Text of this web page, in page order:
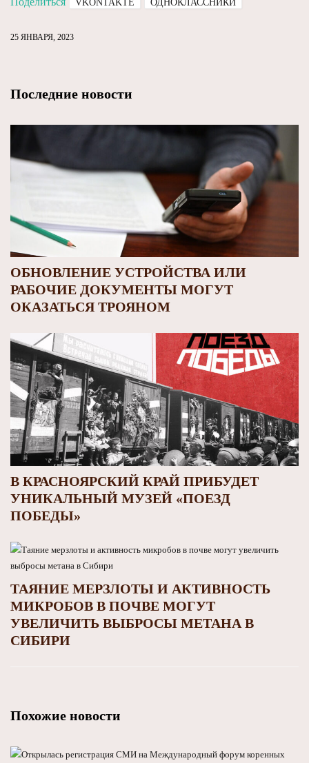
VKONTAKTE ОДНОКЛАССНИКИ
25 ЯНВАРЯ, 2023
Последние новости
ОБНОВЛЕНИЕ УСТРОЙСТВА ИЛИ
РАБОЧИЕ ДОКУМЕНТЫ МОГУТ
ОКАЗАТЬСЯ ТРОЯНОМ
В КРАСНОЯРСКИЙ КРАЙ ПРИБУДЕТ
УНИКАЛЬНЫЙ МУЗЕЙ «ПОЕЗД
ПОБЕДЫ»
ТАЯНИЕ МЕРЗЛОТЫ И АКТИВНОСТЬ
МИКРОБОВ В ПОЧВЕ МОГУТ
УВЕЛИЧИТЬ ВЫБРОСЫ МЕТАНА В
СИБИРИ
Похожие новости